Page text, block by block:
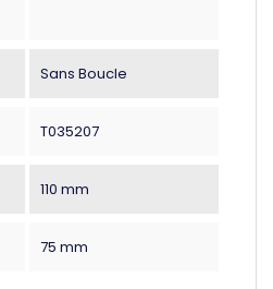
Sans Boucle
T035207
110 mm
75 mm